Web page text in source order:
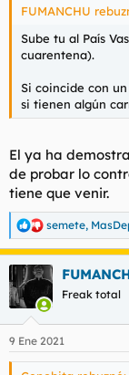
FUMANCHU
Sube tu al País
cuarentena).
Si coincide con
si tienen algún
El ya ha
de probar lo
tiene que venir.
R
e
a
c
c
i
e
s
semete,
Freak total
9 Ene 2021